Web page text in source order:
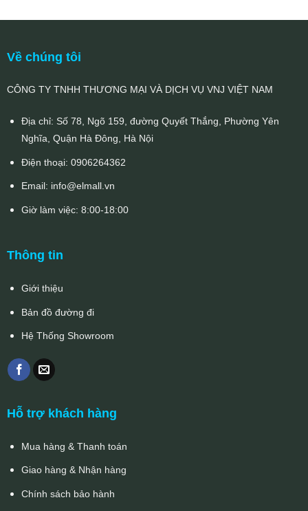
Về chúng tôi
CÔNG TY TNHH THƯƠNG MẠI VÀ DỊCH VỤ VNJ VIỆT NAM
Địa chỉ: Số 78, Ngõ 159, đường Quyết Thắng, Phường Yên
Nghĩa, Quận Hà Đông, Hà Nội
Điện thoại: 0906264362
Email: info@elmall.vn
Giờ làm việc: 8:00-18:00
Thông tin
Giới thiệu
Bản đồ đường đi
Hệ Thống Showroom
Hỗ trợ khách hàng
Mua hàng & Thanh toán
Giao hàng & Nhận hàng
Chính sách bảo hành